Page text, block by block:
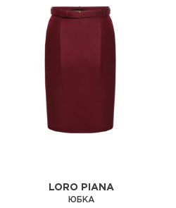
LORO PIANA
ЮБКА